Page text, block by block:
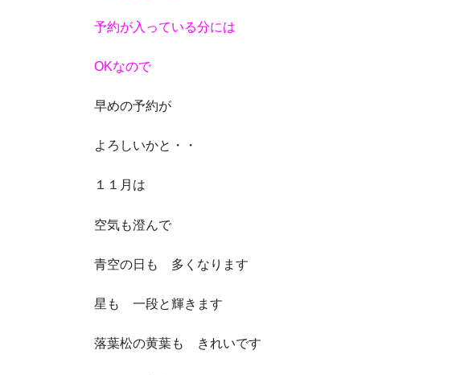
予約が入っている分には
OKなので
早めの予約が
よろしいかと・・
１１月は
空気も澄んで
青空の日も 多くなります
星も 一段と輝きます
落葉松の黄葉も きれいです